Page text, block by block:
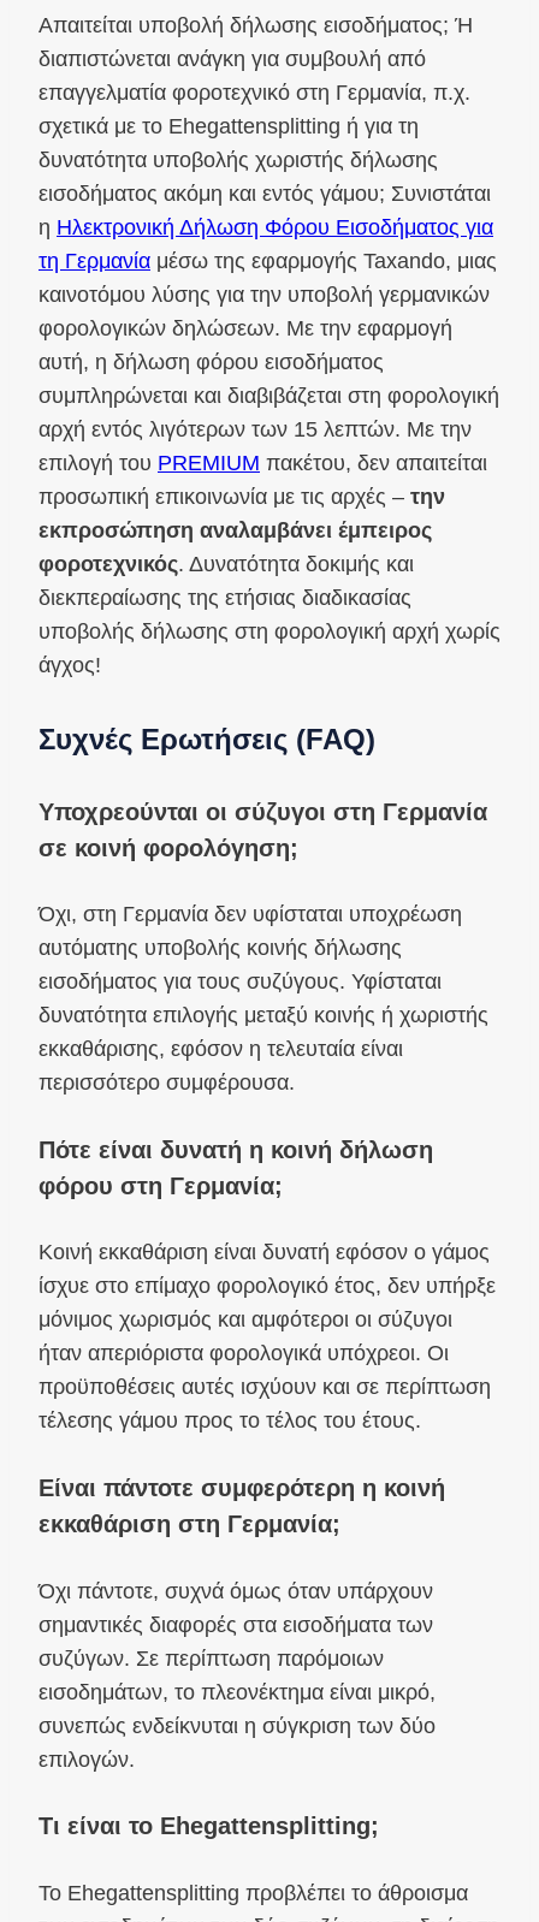
Απαιτείται υποβολή δήλωσης εισοδήματος; Ή
διαπιστώνεται ανάγκη για συμβουλή από
επαγγελματία φοροτεχνικό στη Γερμανία, π.χ.
σχετικά με το Ehegattensplitting ή για τη
δυνατότητα υποβολής χωριστής δήλωσης
εισοδήματος ακόμη και εντός γάμου; Συνιστάται
η Ηλεκτρονική Δήλωση Φόρου Εισοδήματος για
τη Γερμανία μέσω της εφαρμογής Taxando, μιας
καινοτόμου λύσης για την υποβολή γερμανικών
φορολογικών δηλώσεων. Με την εφαρμογή
αυτή, η δήλωση φόρου εισοδήματος
συμπληρώνεται και διαβιβάζεται στη φορολογική
αρχή εντός λιγότερων των 15 λεπτών. Με την
επιλογή του PREMIUM πακέτου, δεν απαιτείται
προσωπική επικοινωνία με τις αρχές – την
εκπροσώπηση αναλαμβάνει έμπειρος
φοροτεχνικός. Δυνατότητα δοκιμής και
διεκπεραίωσης της ετήσιας διαδικασίας
υποβολής δήλωσης στη φορολογική αρχή χωρίς
άγχος!
Συχνές Ερωτήσεις (FAQ)
Υποχρεούνται οι σύζυγοι στη Γερμανία
σε κοινή φορολόγηση;
Όχι, στη Γερμανία δεν υφίσταται υποχρέωση
αυτόματης υποβολής κοινής δήλωσης
εισοδήματος για τους συζύγους. Υφίσταται
δυνατότητα επιλογής μεταξύ κοινής ή χωριστής
εκκαθάρισης, εφόσον η τελευταία είναι
περισσότερο συμφέρουσα.
Πότε είναι δυνατή η κοινή δήλωση
φόρου στη Γερμανία;
Κοινή εκκαθάριση είναι δυνατή εφόσον ο γάμος
ίσχυε στο επίμαχο φορολογικό έτος, δεν υπήρξε
μόνιμος χωρισμός και αμφότεροι οι σύζυγοι
ήταν απεριόριστα φορολογικά υπόχρεοι. Οι
προϋποθέσεις αυτές ισχύουν και σε περίπτωση
τέλεσης γάμου προς το τέλος του έτους.
Είναι πάντοτε συμφερότερη η κοινή
εκκαθάριση στη Γερμανία;
Όχι πάντοτε, συχνά όμως όταν υπάρχουν
σημαντικές διαφορές στα εισοδήματα των
συζύγων. Σε περίπτωση παρόμοιων
εισοδημάτων, το πλεονέκτημα είναι μικρό,
συνεπώς ενδείκνυται η σύγκριση των δύο
επιλογών.
Τι είναι το Ehegattensplitting;
Το Ehegattensplitting προβλέπει το άθροισμα